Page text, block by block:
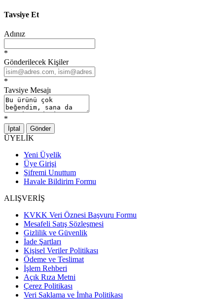
Tavsiye Et
Adınız
*
Gönderilecek Kişiler
*
Tavsiye Mesajı
*
İptal Gönder
ÜYELİK
Yeni Üyelik
Üye Girişi
Şifremi Unuttum
Havale Bildirim Formu
ALIŞVERİŞ
KVKK Veri Öznesi Başvuru Formu
Mesafeli Satış Sözleşmesi
Gizlilik ve Güvenlik
İade Şartları
Kişisel Veriler Politikası
Ödeme ve Teslimat
İşlem Rehberi
Açık Rıza Metni
Çerez Politikası
Veri Saklama ve İmha Politikası